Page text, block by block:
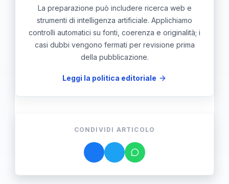
La preparazione può includere ricerca web e
strumenti di intelligenza artificiale. Applichiamo
controlli automatici su fonti, coerenza e originalità; i
casi dubbi vengono fermati per revisione prima
della pubblicazione.
Leggi la politica editoriale
CONDIVIDI ARTICOLO